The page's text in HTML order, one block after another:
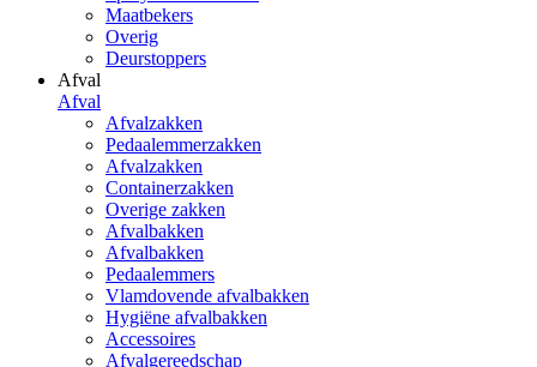
Maatbekers
Overig
Deurstoppers
Afval
Afval
Afvalzakken
Pedaalemmerzakken
Afvalzakken
Containerzakken
Overige zakken
Afvalbakken
Afvalbakken
Pedaalemmers
Vlamdovende afvalbakken
Hygiëne afvalbakken
Accessoires
Afvalgereedschap